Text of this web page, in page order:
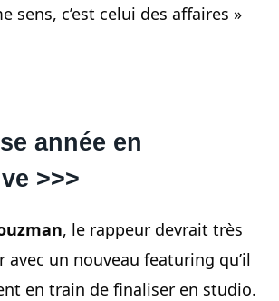
sens, c’est celui des affaires »
année en
>>>
, le rappeur devrait très
un nouveau featuring qu’il
en train de finaliser en studio.